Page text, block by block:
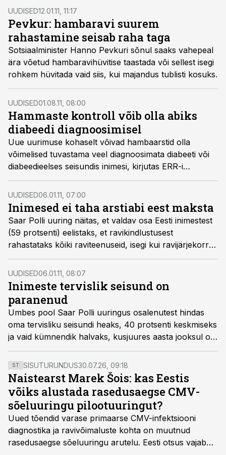
UUDISED12.01.11, 11:17
Pevkur: hambaravi suurem
rahastamine seisab raha taga
Sotsiaalminister Hanno Pevkuri sõnul saaks vahepeal
ära võetud hambaravihüvitise taastada või sellest isegi
rohkem hüvitada vaid siis, kui majandus tublisti kosuks.
UUDISED01.08.11, 08:00
Hammaste kontroll võib olla abiks
diabeedi diagnoosimisel
Uue uurimuse kohaselt võivad hambaarstid olla
võimelised tuvastama veel diagnoosimata diabeeti või
diabeedieelses seisundis inimesi, kirjutas ERR-i
teadusportaal.
UUDISED06.01.11, 07:00
Inimesed ei taha arstiabi eest maksta
Saar Polli uuring näitas, et valdav osa Eesti inimestest
(59 protsenti) eelistaks, et ravikindlustusest
rahastataks kõiki raviteenuseid, isegi kui ravijärjekorrad
seetõttu pikenevad.
UUDISED06.01.11, 08:07
Inimeste tervislik seisund on
paranenud
Umbes pool Saar Polli uuringus osalenutest hindas
oma tervisliku seisundi heaks, 40 protsenti keskmiseks
ja vaid kümnendik halvaks, kusjuures aasta jooksul on
oma eluviise tervislikumaks muutnud 38 protsenti
küsitletuist.
ST SISUTURUNDUS30.07.26, 09:18
Naistearst Marek Šois: kas Eestis
võiks alustada rasedusaegse CMV-
sõeluuringu pilootuuringut?
Uued tõendid varase primaarse CMV-infektsiooni
diagnostika ja ravivõimaluste kohta on muutnud
rasedusaegse sõeluuringu arutelu. Eesti otsus vajab